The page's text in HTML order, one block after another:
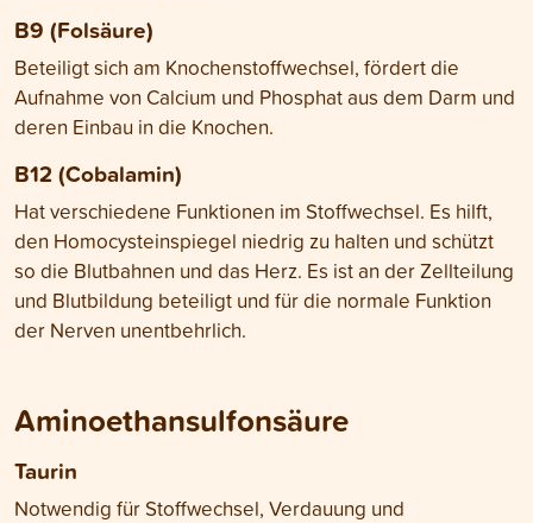
B9 (Folsäure)
Beteiligt sich am Knochenstoffwechsel, fördert die
Aufnahme von Calcium und Phosphat aus dem Darm und
deren Einbau in die Knochen.
B12 (Cobalamin)
Hat verschiedene Funktionen im Stoffwechsel. Es hilft,
den Homocysteinspiegel niedrig zu halten und schützt
so die Blutbahnen und das Herz. Es ist an der Zellteilung
und Blutbildung beteiligt und für die normale Funktion
der Nerven unentbehrlich.
Aminoethansulfonsäure
Taurin
Notwendig für Stoffwechsel, Verdauung und